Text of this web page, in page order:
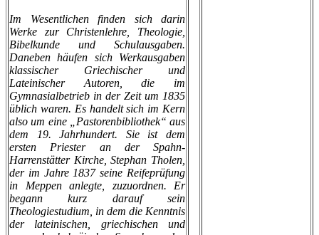
Im Wesentlichen finden sich darin
Werke zur Christenlehre, Theologie,
Bibelkunde und Schulausgaben.
Daneben häufen sich Werkausgaben
klassischer Griechischer und
Lateinischer Autoren, die im
Gymnasialbetrieb in der Zeit um 1835
üblich waren. Es handelt sich im Kern
also um eine „Pastorenbibliothek“ aus
dem 19. Jahrhundert. Sie ist dem
ersten Priester an der Spahn-
Harrenstätter Kirche, Stephan Tholen,
der im Jahre 1837 seine Reifeprüfung
in Meppen anlegte, zuzuordnen. Er
begann kurz darauf sein
Theologiestudium, in dem die Kenntnis
der lateinischen, griechischen und